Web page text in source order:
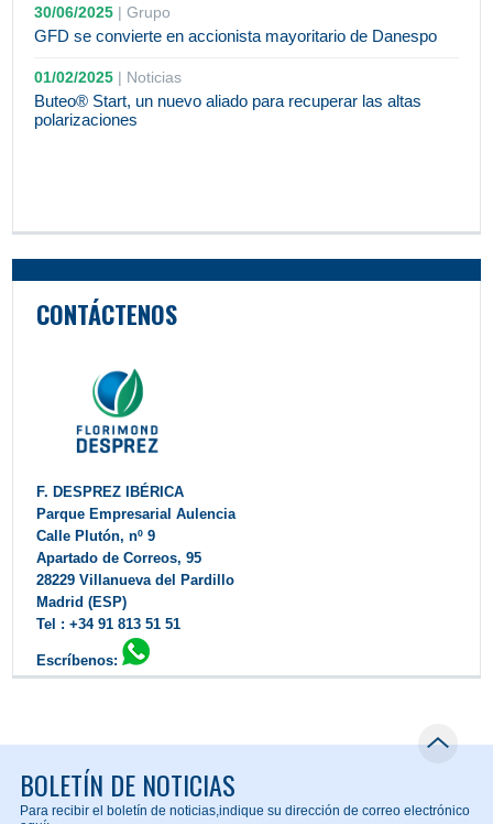
30/06/2025 |Grupo
GFD se convierte en accionista mayoritario de Danespo
01/02/2025 | Noticias
Buteo® Start, un nuevo aliado para recuperar las altas
polarizaciones
CONTÁCTENOS
F. DESPREZ IBÉRICA
Parque Empresarial Aulencia
Calle Plutón, nº 9
Apartado de Correos, 95
28229 Villanueva del Pardillo
Madrid (ESP)
Tel : +34 91 813 51 51
Escríbenos:
BOLETÍN DE NOTICIAS
Para recibir el boletín de noticias,indique su dirección de correo electrónico